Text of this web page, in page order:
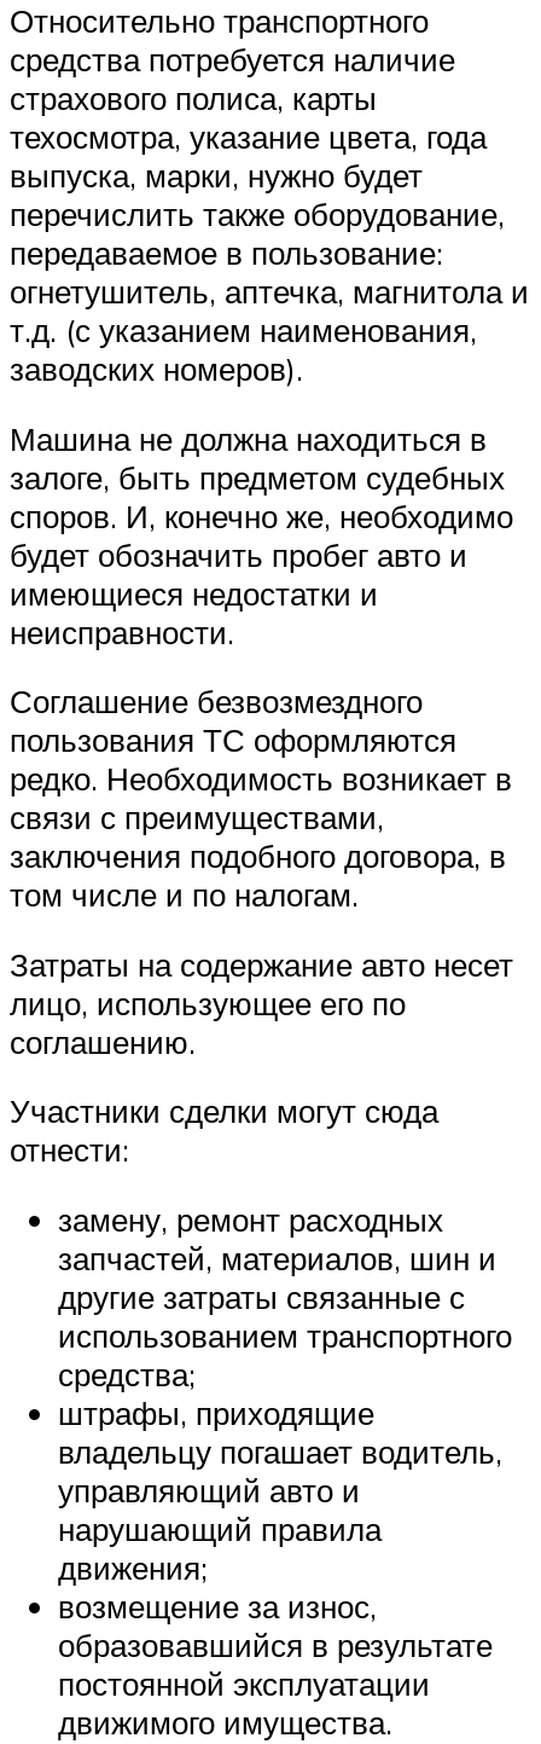
Относительно транспортного
средства потребуется наличие
страхового полиса, карты
техосмотра, указание цвета, года
выпуска, марки, нужно будет
перечислить также оборудование,
передаваемое в пользование:
огнетушитель, аптечка, магнитола и
т.д. (с указанием наименования,
заводских номеров).
Машина не должна находиться в
залоге, быть предметом судебных
споров. И, конечно же, необходимо
будет обозначить пробег авто и
имеющиеся недостатки и
неисправности.
Соглашение безвозмездного
пользования ТС оформляются
редко. Необходимость возникает в
связи с преимуществами,
заключения подобного договора, в
том числе и по налогам.
Затраты на содержание авто несет
лицо, использующее его по
соглашению.
Участники сделки могут сюда
отнести:
замену, ремонт расходных
запчастей, материалов, шин и
другие затраты связанные с
использованием транспортного
средства;
штрафы, приходящие
владельцу погашает водитель,
управляющий авто и
нарушающий правила
движения;
возмещение за износ,
образовавшийся в результате
постоянной эксплуатации
движимого имущества.